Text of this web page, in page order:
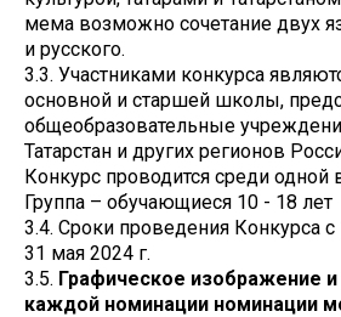
мема возможно сочетание двух
и русского.
3.3. Участниками конкурса
основной и старшей школы,
общеобразовательные
Татарстан и других регионов
Конкурс проводится среди одной
Группа – обучающиеся 10 - 18 лет
3.4. Сроки проведения Конкурса с
31 мая 2024 г.
3.5. Графическое изображение
каждой номинации номинации